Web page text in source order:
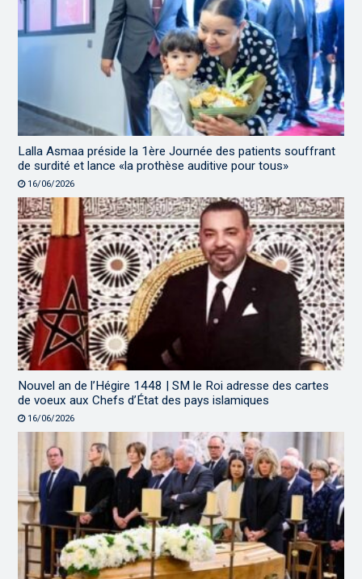
Lalla Asmaa préside la 1ère Journée des patients souffrant
de surdité et lance «la prothèse auditive pour tous»
16/06/2026
Nouvel an de l’Hégire 1448 | SM le Roi adresse des cartes
de voeux aux Chefs d’État des pays islamiques
16/06/2026